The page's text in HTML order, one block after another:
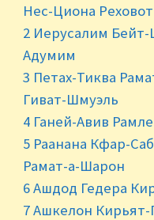
Privacy Policy & Terms of
©2020
Нес-Циона
2 Иерусалим
Адумим
3 Петах-Тиква
Гиват-Шмуэль
4 Ганей-Авив
5 Раанана Кфар-
Рамат-а-Шарон
6 Ашдод Гедера
7 Ашкелон Кирьят-